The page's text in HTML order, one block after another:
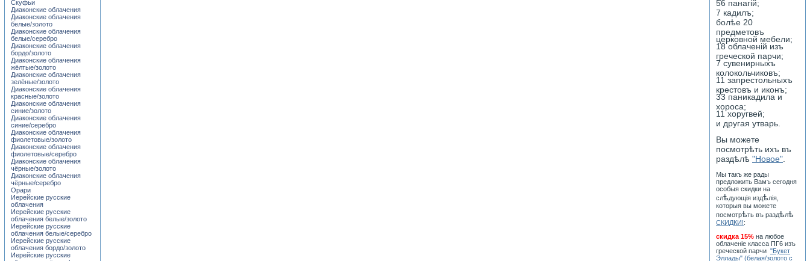
Скуфьи
Диаконские облачения
Диаконские облачения
белые/золото
Диаконские облачения
белые/серебро
Диаконские облачения
бордо/золото
Диаконские облачения
жёлтые/золото
Диаконские облачения
зелёные/золото
Диаконские облачения
красные/золото
Диаконские облачения
синие/золото
Диаконские облачения
синие/серебро
Диаконские облачения
фиолетовые/золото
Диаконские облачения
фиолетовые/серебро
Диаконские облачения
чёрные/золото
Диаконские облачения
чёрные/серебро
Орари
Иерейские русские
облачения
Иерейские русские
облачения белые/золото
Иерейские русские
облачения белые/серебро
Иерейские русские
облачения бордо/золото
Иерейские русские
56 панагiй;
7 кадилъ;
болѣе 20
предметовъ
церковной мебели;
18 облаченiй изъ
греческой парчи;
7 сувенирныхъ
колокольчиковъ;
11 запрестольныхъ
крестовъ и иконъ;
33 паникадила и
хороса;
11 хоругвей;
и другая утварь.
Вы можете
посмотрѣть ихъ въ
раздѣлѣ "Новое"
Мы такъ же рады
предложить Вамъ сегодня
особыя скидки на
слѣдующiя издѣлiя,
которыя вы можете
посмотрѣть въ раздѣлѣ
СКИДКИ!:
скидка 15% на любое
облаченiе класса ПГ6 изъ
греческой парчи "Букет
Эллады" (белая/золото с